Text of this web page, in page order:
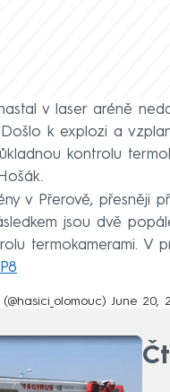
v laser aréně
k explozi a
kontrolu
v Přerově, přesněji
jsou dvě
termokamerami. V
June 20,